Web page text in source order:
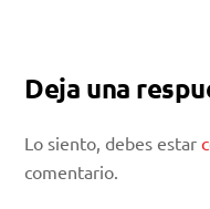
Deja una
Lo siento, debes estar
comentario.